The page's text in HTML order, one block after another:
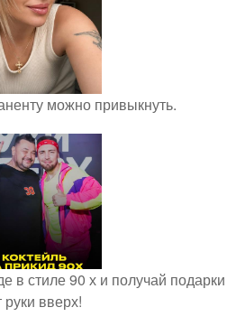
можно привыкнуть.
в стиле 90 х и получай подарки
руки вверх!